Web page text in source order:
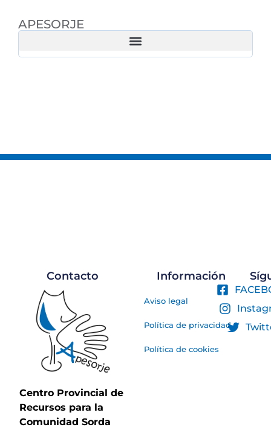
APESORJE
Contacto
Centro Provincial de
Recursos para la
Comunidad Sorda
Información
Aviso legal
Política de privacidad
Política de cookies